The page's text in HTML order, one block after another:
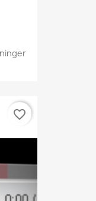
favorite_border